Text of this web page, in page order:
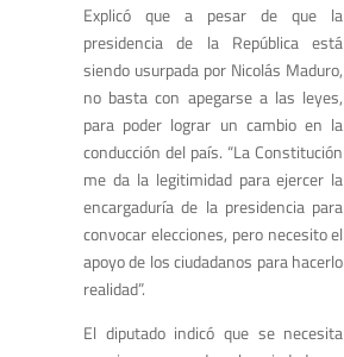
Explicó que a pesar de que la
presidencia de la República está
siendo usurpada por Nicolás Maduro,
no basta con apegarse a las leyes,
para poder lograr un cambio en la
conducción del país. “La Constitución
me da la legitimidad para ejercer la
encargaduría de la presidencia para
convocar elecciones, pero necesito el
apoyo de los ciudadanos para hacerlo
realidad”.
El diputado indicó que se necesita